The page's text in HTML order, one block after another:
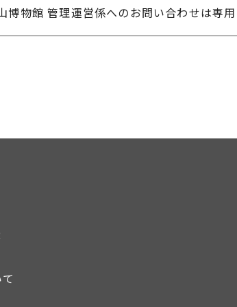
物館 管理運営係へのお問い合わせは専用